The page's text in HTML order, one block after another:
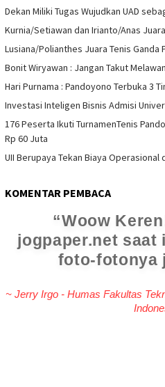
Dekan Miliki Tugas Wujudkan UAD
Kurnia/Setiawan dan Irianto/Anas
Lusiana/Polianthes Juara Tenis Ganda
Bonit Wiryawan : Jangan Takut
Hari Purnama : Pandoyono Terbuka 3
Investasi Inteligen Bisnis Admisi
176 Peserta Ikuti TurnamenTenis
Rp 60 Juta
UII Berupaya Tekan Biaya Operasional
KOMENTAR PEMBACA
Woow
jogpaper.net saat
foto-fotonya
~ Jerry Irgo - Humas Fakultas